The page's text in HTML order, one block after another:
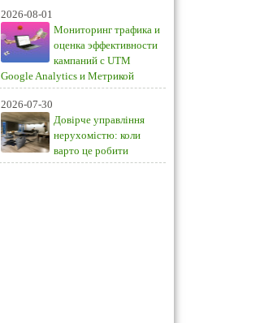
2026-08-01
Мониторинг трафика и
оценка эффективности
кампаний с UTM
Google Analytics и Метрикой
2026-07-30
Довірче управління
нерухомістю: коли
варто це робити